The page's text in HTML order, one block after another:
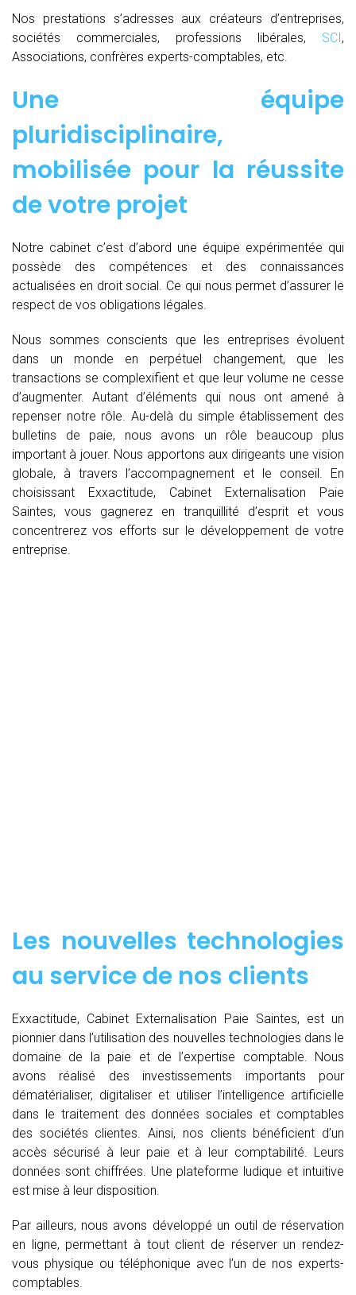
Nos prestations s’adresses aux créateurs d’entreprises,
sociétés commerciales, professions libérales, SCI,
Associations, confrères experts-comptables, etc.
Une équipe
pluridisciplinaire,
mobilisée pour la réussite
de votre projet
Notre cabinet c’est d’abord une équipe expérimentée qui
possède des compétences et des connaissances
actualisées en droit social. Ce qui nous permet d’assurer le
respect de vos obligations légales.
Nous sommes conscients que les entreprises évoluent
dans un monde en perpétuel changement, que les
transactions se complexifient et que leur volume ne cesse
d’augmenter. Autant d’éléments qui nous ont amené à
repenser notre rôle. Au-delà du simple établissement des
bulletins de paie, nous avons un rôle beaucoup plus
important à jouer. Nous apportons aux dirigeants une vision
globale, à travers l’accompagnement et le conseil. En
choisissant Exxactitude, Cabinet Externalisation Paie
Saintes, vous gagnerez en tranquillité d’esprit et vous
concentrerez vos efforts sur le développement de votre
entreprise.
Les nouvelles technologies
au service de nos clients
Exxactitude, Cabinet Externalisation Paie Saintes, est un
pionnier dans l’utilisation des nouvelles technologies dans le
domaine de la paie et de l’expertise comptable. Nous
avons réalisé des investissements importants pour
dématérialiser, digitaliser et utiliser l’intelligence artificielle
dans le traitement des données sociales et comptables
des sociétés clientes. Ainsi, nos clients bénéficient d’un
accès sécurisé à leur paie et à leur comptabilité. Leurs
données sont chiffrées. Une plateforme ludique et intuitive
est mise à leur disposition.
Par ailleurs, nous avons développé un outil de réservation
en ligne, permettant à tout client de réserver un rendez-
vous physique ou téléphonique avec l’un de nos experts-
comptables.